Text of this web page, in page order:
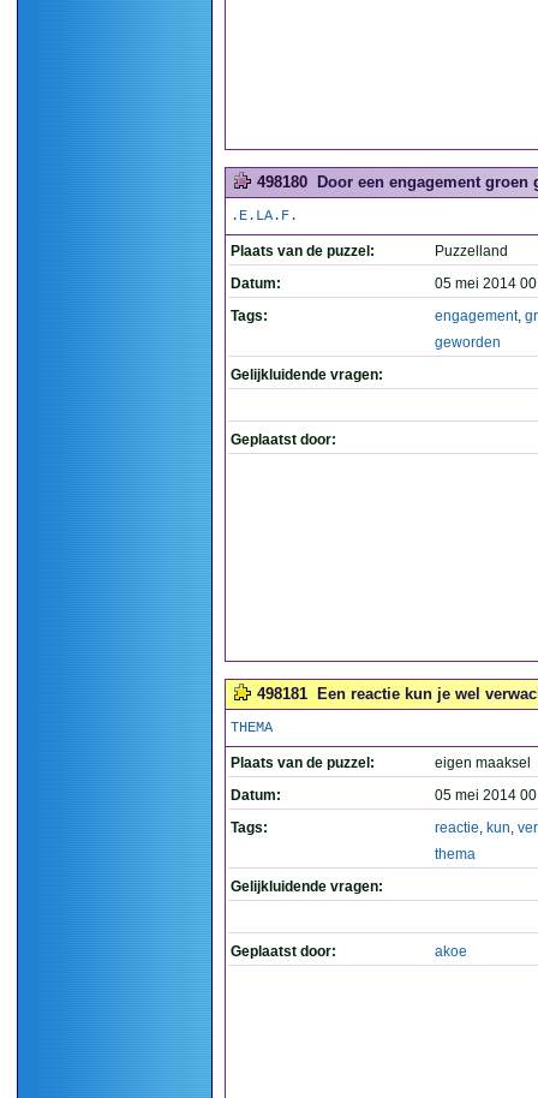
498180 Door een engagement groen
.E.LA.F.
Plaats van de puzzel:
Puzzelland
Datum:
05 mei 2014
Tags:
engagement,
geworden
Gelijkluidende vragen:
Geplaatst door:
498181 Een reactie kun je wel
THEMA
Plaats van de puzzel:
eigen maaksel
Datum:
05 mei 2014
Tags:
reactie, kun,
thema
Gelijkluidende vragen:
Geplaatst door: akoe